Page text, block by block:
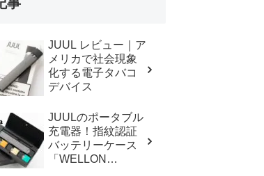
JUUL レビュー｜ア
メリカで社会現象
化する電子タバコ
デバイス
JUULのポータブル
充電器！指紋認証
バッテリーケース
「WELLON